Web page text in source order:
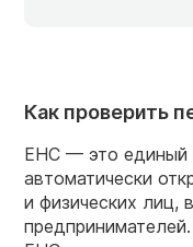
Как проверить
ЕНС — это единый
автоматически
и физических лиц,